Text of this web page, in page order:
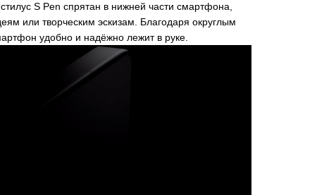
S Pen спрятан в нижней части смартфона,
или творческим эскизам. Благодаря округлым
удобно и надёжно лежит в руке.